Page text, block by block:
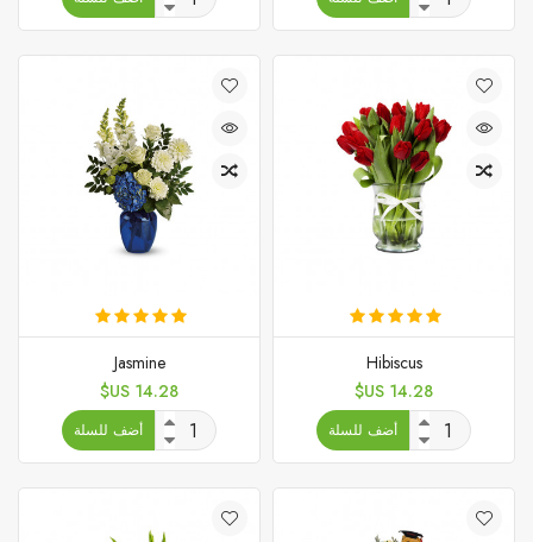
Hibiscus
السعر
14.28 US$
أضف للسلة
Jasmine
السعر
14.28 US$
أضف للسلة